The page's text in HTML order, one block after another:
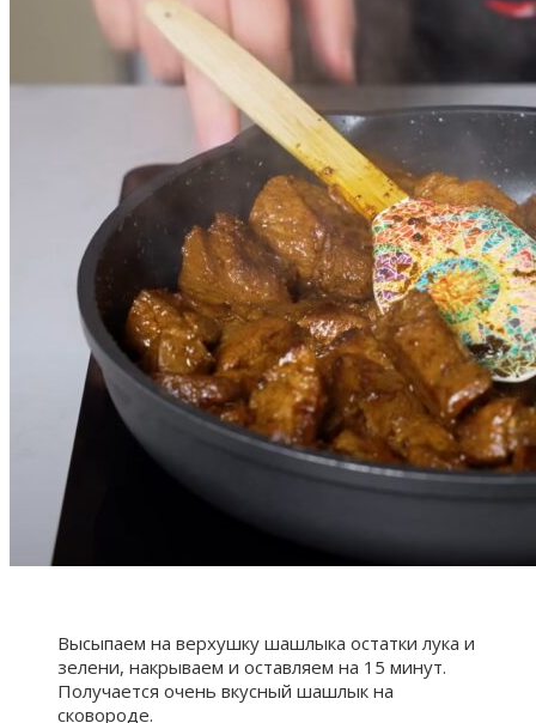
Высыпаем на верхушку шашлыка остатки лука и
зелени, накрываем и оставляем на 15 минут.
Получается очень вкусный шашлык на
сковороде.